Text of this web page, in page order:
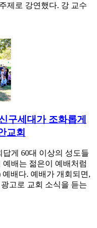
제로 강연했다. 강 교수
구세대가 조화롭게
교회
게 60대 이상의 성도들
배는 젊은이 예배처럼
예배다. 예배가 개회되면,
고로 교회 소식을 듣는